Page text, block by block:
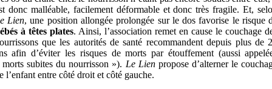
donc malléable, facilement déformable et donc très fragile. Et,
Lien, une position allongée prolongée sur le dos favorise le risque
à têtes plates. Ainsi, l’association remet en cause le couchage
que les autorités de santé recommandent depuis plus de
afin d’éviter les risques de morts par étouffement (aussi
morts subites du nourrisson »). Le Lienpropose d’alterner le
l’enfant entre côté droit et côté gauche.